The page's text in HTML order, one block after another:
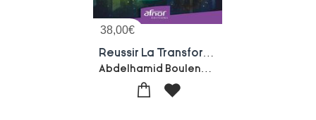
38,00€